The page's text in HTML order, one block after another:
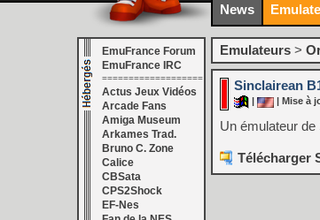
News
EmuFrance Forum
EmuFrance IRC
===================
Actus Jeux Vidéos
Arcade Fans
Amiga Museum
Arkames Trad.
Bruno C. Zone
Calice
CBSata
CPS2Shock
EF-Nes
Emulateurs >
Sinclairean
| Mise à
Un émulateur
Télécharger